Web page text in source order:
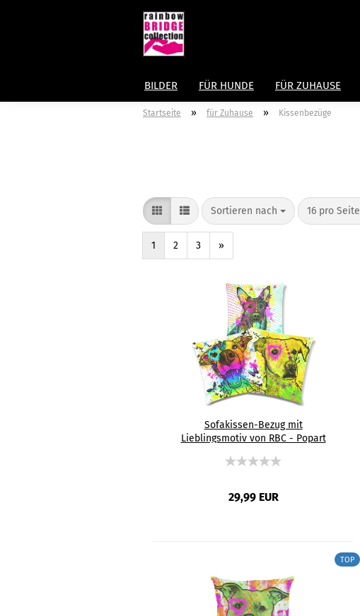
BILDER FÜR HUNDE FÜR ZUHAUSE
Startseite » für Zuhause » Kissenbezüge
Sortieren nach 16 pro Seite
1 2 3 »
Sofakissen-Bezug mit
Lieblingsmotiv von RBC - Popart
Baumwolle & Polyester, beidseitig
29,99 EUR
TOP